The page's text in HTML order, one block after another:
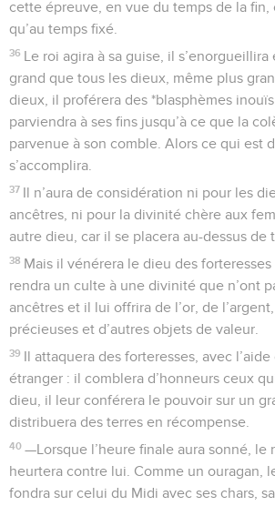
cette épreuve, en vue du temps de la fin,
qu’au temps fixé.
36 Le roi agira à sa guise, il s’enorgueillira
grand que tous les dieux, même plus
dieux, il proférera des *blasphèmes
parviendra à ses fins jusqu’à ce que la
parvenue à son comble. Alors ce qui est
s’accomplira.
37 Il n’aura de considération ni pour les
ancêtres, ni pour la divinité chère aux
autre dieu, car il se placera au-dessus de
38 Mais il vénérera le dieu des
rendra un culte à une divinité que n’ont
ancêtres et il lui offrira de l’or, de
précieuses et d’autres objets de valeur.
39 Il attaquera des forteresses, avec l’aide
étranger : il comblera d’honneurs ceux
dieu, il leur conférera le pouvoir sur un
distribuera des terres en récompense.
40 —Lorsque l’heure finale aura sonné, le
heurtera contre lui. Comme un ouragan,
fondra sur celui du Midi avec ses chars,